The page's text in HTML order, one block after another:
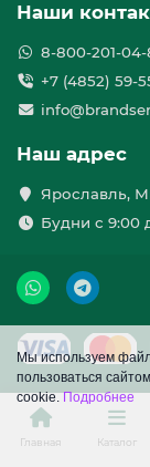
Мы используем
пользоваться
cookie.Подробнее
Наши
8-800-201-04-
+7 (4852) 59-
Наш адрес
Ярославль,
Будни с 9:00
Главная Каталог